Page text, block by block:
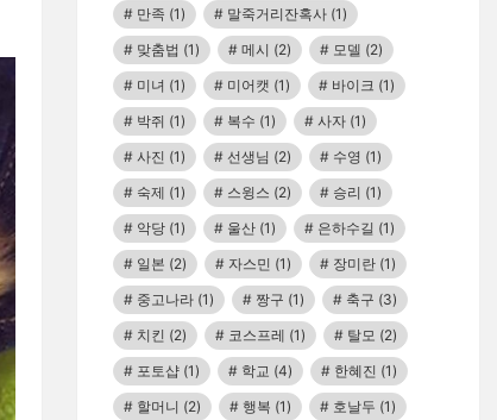
만족 (1) 말죽거리잔혹사 (1)
맞춤법 (1) 메시 (2) 모델 (2)
미녀 (1) 미어캣 (1) 바이크 (1)
박쥐 (1) 복수 (1) 사자 (1)
사진 (1) 선생님 (2) 수영 (1)
숙제 (1) 스윙스 (2) 승리 (1)
악당 (1) 울산 (1) 은하수길 (1)
일본 (2) 자스민 (1) 장미란 (1)
중고나라 (1) 짱구 (1) 축구 (3)
치킨 (2) 코스프레 (1) 탈모 (2)
포토샵 (1) 학교 (4) 한혜진 (1)
할머니 (2) 행복 (1) 호날두 (1)